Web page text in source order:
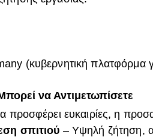
(κυβερνητική πλατφόρμα
να Αντιμετωπίσετε
προσφέρει ευκαιρίες, η
σπιτιού – Υψηλή ζήτηση,